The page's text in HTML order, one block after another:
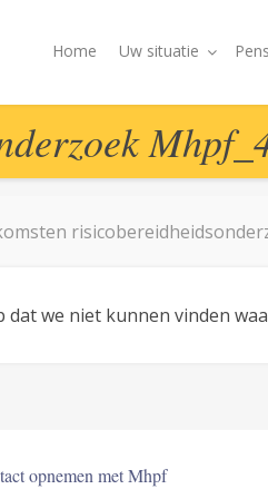
Home Uw situatie
dat we niet kunnen vinden
opnemen met Mhpf